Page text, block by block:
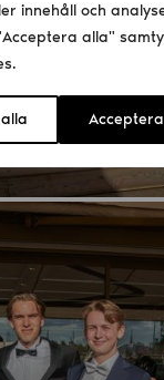
innehåll och
alla"